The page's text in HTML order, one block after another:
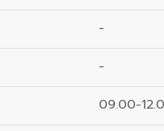
-
-
09.00-